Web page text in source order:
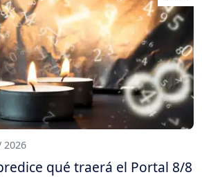
2026
qué traerá el Portal 8/8